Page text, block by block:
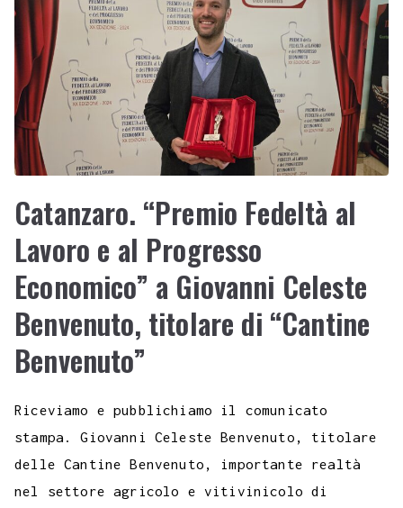
Catanzaro. “Premio Fedeltà al
Lavoro e al Progresso
Economico” a Giovanni Celeste
Benvenuto, titolare di “Cantine
Benvenuto”
Riceviamo e pubblichiamo il comunicato
stampa. Giovanni Celeste Benvenuto, titolare
delle Cantine Benvenuto, importante realtà
nel settore agricolo e vitivinicolo di